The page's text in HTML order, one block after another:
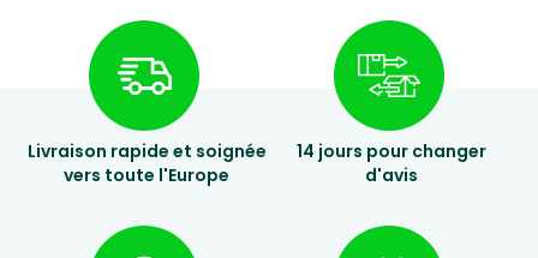
Livraison rapide et soignée
vers toute l'Europe
14 jours pour changer
d'avis